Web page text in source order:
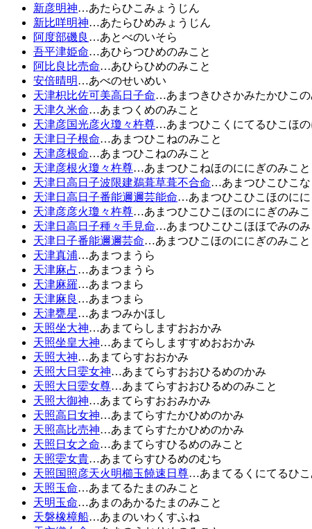
新彦明神…あたらひこみょうじん
新比咩明神…あたらひめみょうじん
阿度部磯良 …あとべのいそら
吾平津姫命…あひらつひめのみこと
阿比良比売命…あひらひめのみこと
安倍晴明…あべのせいめい
天津枳比佐可美高日子命…あまつきひさかみたかひこの
天津久米命…あまつくめのみこと
天津彦国光彦火瓊々杵尊…あまつひこくにてるひこほの
天津日子根命…あまつひこねのみこと
天津彦根命…あまつひこねのみこと
天津彦根火瓊々杵尊…あまつひこねほのににぎのみこと
天津日高日子波限建鵜葺草葺不合命…あまつひこひこな
天津日高日子番能邇邇芸能命…あまつひこひこほのにに
天津彦彦火瓊々杵尊…あまつひこひこほのににぎのみこ
天津日高日子種々手見命…あまつひこひこほほでみのみ
天津日子番能邇邇芸命…あまつひこほのににぎのみこと
天津真浦…あまつまうら
天津麻占…あまつまうら
天津麻羅…あまつまら
天津麻良 …あまつまら
天津甕星…あまつみかほし
天照坐大神…あまてらしますおおかみ
天照坐皇大神…あまてらしますすめおおかみ
天照大神…あまてらすおおかみ
天照大日孁女神…あまてらすおおひるめのかみ
天照大日孁女尊…あまてらすおおひるめのみこと
天照大御神…あまてらすおおみかみ
天照高日女神…あまてらすたかひめのかみ
天照高比売神…あまてらすたかひめのかみ
天照日女之命…あまてらすひるめのみこと
天照孁女貴…あまてらすひるめのむち
天照国照彦天火明櫛玉饒速日尊…あまてるくにてるひこ
天照玉命…あまてるたまのみこと
天明玉命…あまのあかるたまのみこと
天磐橡樟船…あまのいわくすふね